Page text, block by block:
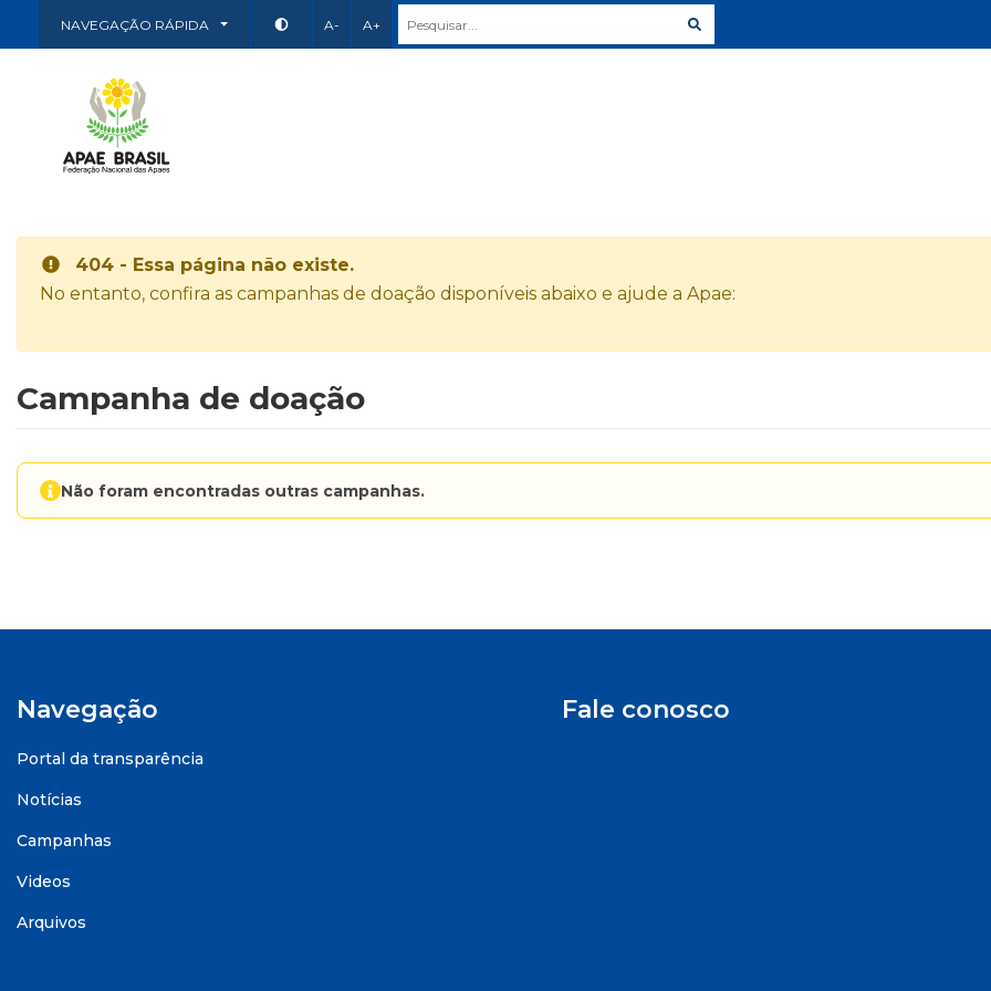
NAVEGAÇÃO RÁPIDA A- A+
404 - Essa página não existe.
No entanto, confira as campanhas de doação disponíveis abaixo e ajude a Apae:
Campanha de doação
Não foram encontradas outras campanhas.
Navegação
Portal da transparência
Notícias
Campanhas
Videos
Arquivos
Fale conosco